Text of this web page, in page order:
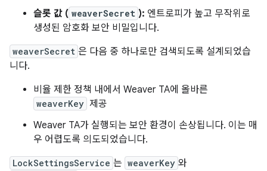
슬롯 값 ( weaverSecret ): 엔트로피가 높고 무작위로
생성된 암호화 보안 비밀입니다.
weaverSecret 은 다음 중 하나로만 검색되도록 설계되었습
니다.
비율 제한 정책 내에서 Weaver TA에 올바른
weaverKey 제공
Weaver TA가 실행되는 보안 환경이 손상됩니다. 이는 매
우 어렵도록 의도되었습니다.
LockSettingsService 는 weaverKey 와